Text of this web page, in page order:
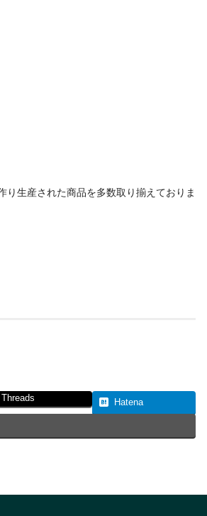
生産された商品を多数取り揃えておりま
Threads Hatena